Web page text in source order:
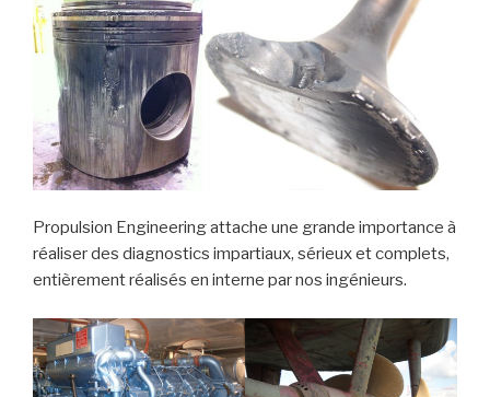
Propulsion Engineering attache une grande importance à
réaliser des diagnostics impartiaux, sérieux et complets,
entièrement réalisés en interne par nos ingénieurs.